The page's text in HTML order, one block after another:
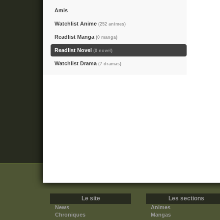
Amis
Watchlist Anime (252 animes)
Readlist Manga (0 manga)
Readlist Novel (0 novel)
Watchlist Drama (7 dramas)
Le site
News
Chroniques
Les sections
Animes
Mangas